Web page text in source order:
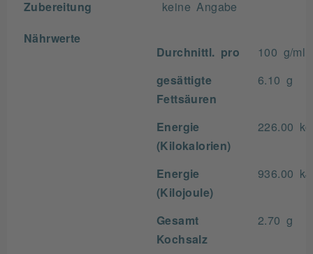
Zubereitung keine Angabe
Nährwerte
Durchnittl. pro
100 g/ml
gesättigte
Fettsäuren
6.10 g
Energie
(Kilokalorien)
226.00
Energie
(Kilojoule)
936.00 kJ
Gesamt
Kochsalz
2.70 g